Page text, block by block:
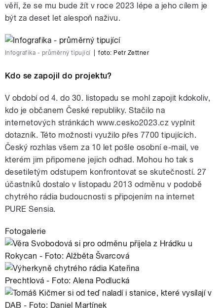
věří, že se mu bude žít v roce 2023 lépe a jeho cílem je
být za deset let alespoň naživu.
Infografika - průměrný tipující foto:Petr Zettner
Kdo se zapojil do projektu?
V období od 4. do 30. listopadu se mohl zapojit kdokoliv,
kdo je občanem České republiky. Stačilo na
internetových stránkách www.cesko2023.cz vyplnit
dotazník. Této možnosti využilo přes 7700 tipujících.
Český rozhlas všem za 10 let pošle osobní e-mail, ve
kterém jim připomene jejich odhad. Mohou ho tak s
desetiletým odstupem konfrontovat se skutečností. 27
účastníků dostalo v listopadu 2013 odměnu v podobě
chytrého rádia budoucnosti s připojením na internet
PURE Sensia.
Fotogalerie